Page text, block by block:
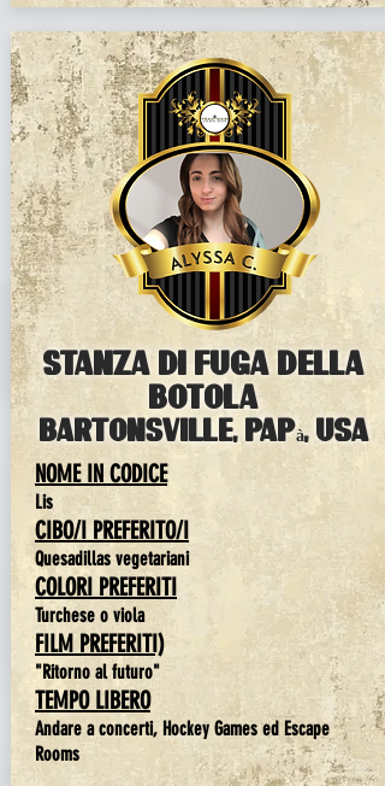
stanza di fuga della
botola
bartonsville, papà, USA
NOME IN CODICE
Lis
CIBO/I PREFERITO/I
Quesadillas vegetariani
COLORI PREFERITI
Turchese o viola
FILM PREFERITI)
"Ritorno al futuro"
TEMPO LIBERO
Andare a concerti, Hockey Games ed Escape
Rooms